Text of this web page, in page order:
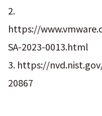
2.
https://
SA-2023-0013.html
3. https://
20867